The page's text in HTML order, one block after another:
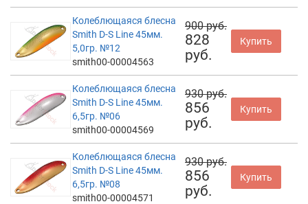
Колеблющаяся блесна
Smith D-S Line 45мм.
5,0гр. №12
smith00-00004563
900 руб.
828
руб.
Купить
Колеблющаяся блесна
Smith D-S Line 45мм.
6,5гр. №06
smith00-00004569
930 руб.
856
руб.
Купить
Колеблющаяся блесна
Smith D-S Line 45мм.
6,5гр. №08
smith00-00004571
930 руб.
856
руб.
Купить